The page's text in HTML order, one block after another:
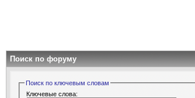
Поиск по форуму
Поиск по ключевым словам
Ключевые слова: